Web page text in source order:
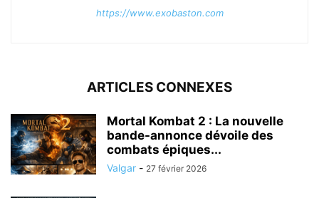
https://www.exobaston.com
ARTICLES CONNEXES
Mortal Kombat 2 : La nouvelle
bande-annonce dévoile des
combats épiques...
Valgar - 27 février 2026